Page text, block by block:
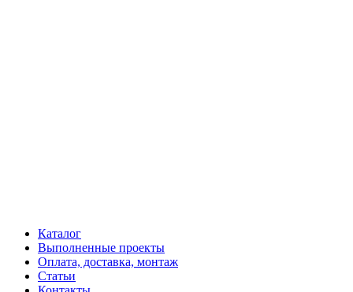
Каталог
Выполненные проекты
Оплата, доставка, монтаж
Статьи